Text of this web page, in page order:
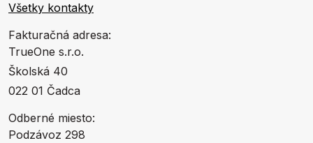
Všetky kontakty
Fakturačná adresa:
TrueOne s.r.o.
Školská 40
022 01 Čadca
Odberné miesto:
Podzávoz 298